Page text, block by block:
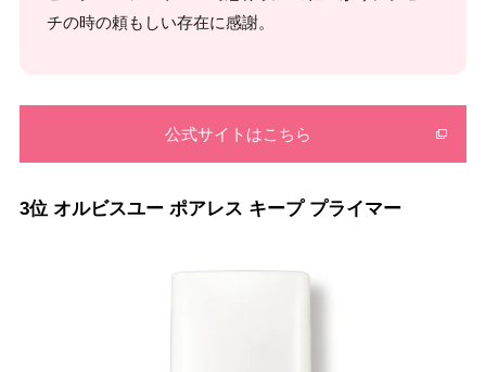
チの時の頼もしい存在に感謝。
公式サイトはこちら
3位 オルビスユー ポアレス キープ プライマー